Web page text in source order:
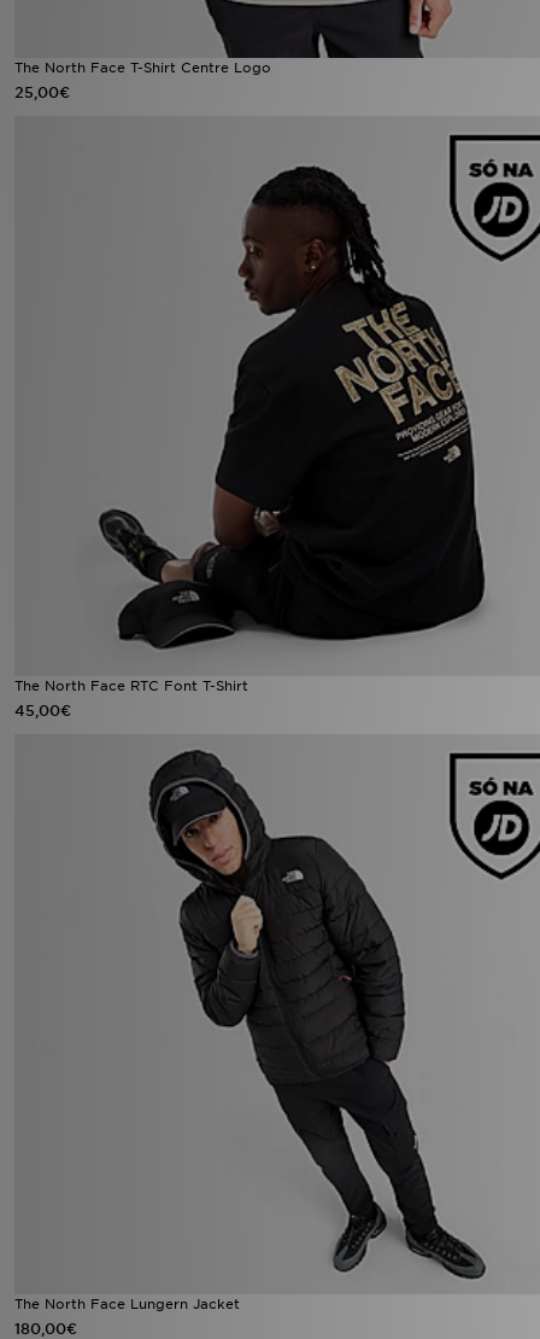
The North Face T-Shirt Centre Logo
25,00€
The North Face RTC Font T-Shirt
45,00€
The North Face Lungern Jacket
180,00€